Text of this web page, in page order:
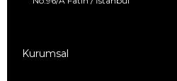
Kurumsal